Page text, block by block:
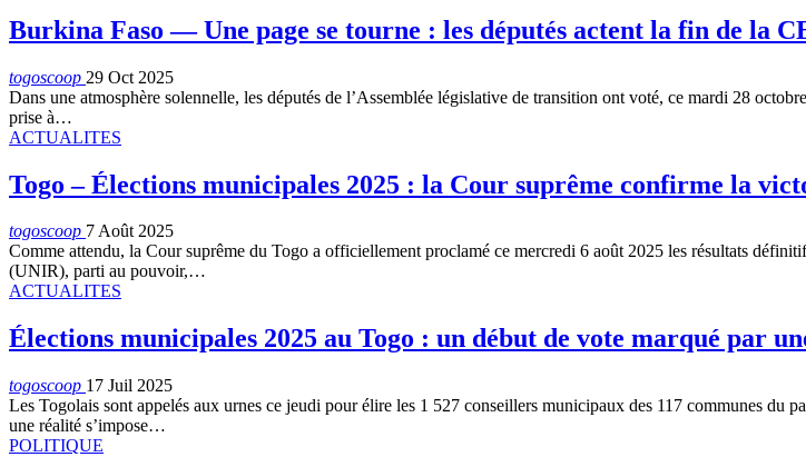
Burkina Faso — Une page se tourne : les députés actent la fin de la
togoscoop 29 Oct 2025
Dans une atmosphère solennelle, les députés de l’Assemblée législative de transition ont voté, ce mardi 28
prise à…
ACTUALITES
Togo – Élections municipales 2025 : la Cour suprême confirme la
togoscoop 7 Août 2025
Comme attendu, la Cour suprême du Togo a officiellement proclamé ce mercredi 6 août 2025 les résultats
(UNIR), parti au pouvoir,…
ACTUALITES
Élections municipales 2025 au Togo : un début de vote marqué par
togoscoop 17 Juil 2025
Les Togolais sont appelés aux urnes ce jeudi pour élire les 1 527 conseillers municipaux des 117 communes du
une réalité s’impose…
POLITIQUE